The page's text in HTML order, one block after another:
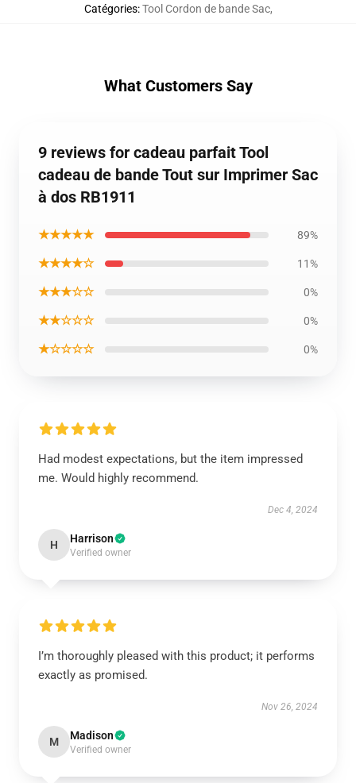
Catégories:Tool Cordon de bande Sac,
What Customers Say
9 reviews for cadeau parfait Tool
cadeau de bande Tout sur Imprimer Sac
à dos RB1911
★★★★★ 89%
★★★★☆ 11%
★★★☆☆ 0%
★★☆☆☆ 0%
★☆☆☆☆ 0%
Had modest expectations, but the item impressed
me. Would highly recommend.
Dec 4, 2024
H Harrison
Verified owner
I’m thoroughly pleased with this product; it performs
exactly as promised.
Nov 26, 2024
M Madison
Verified owner